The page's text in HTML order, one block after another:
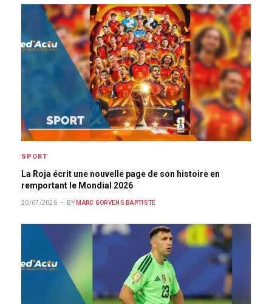
SPORT
La Roja écrit une nouvelle page de son histoire en
remportant le Mondial 2026
20/07/2026 BY MARC GORVENS BAPTISTE